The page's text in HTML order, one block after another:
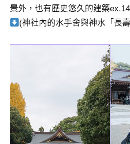
景外，也有歷史悠久的建築
(神社內的水手舍與神水「長